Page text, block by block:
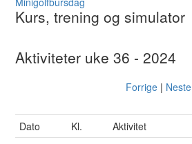
Kurs, trening og simulator
Aktiviteter uke 36 - 2024
Forrige| Neste
Dato Kl. Aktivitet